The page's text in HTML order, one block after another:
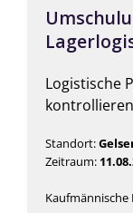
Logistische
Standort:
Zeitraum:
Kaufmännische